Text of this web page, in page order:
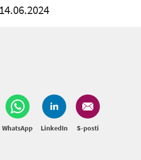
14.06.2024
WhatsApp LinkedIn S-posti